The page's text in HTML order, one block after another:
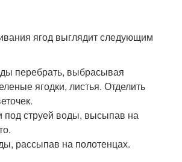
ягод выглядит следующим
перебрать, выбрасывая
ягодки, листья. Отделить
под струей воды, высыпав на
рассыпав на полотенцах.